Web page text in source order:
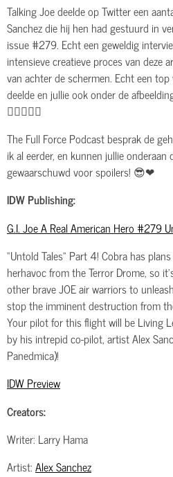
Talking Joe deelde op Twitter een
Sanchez die hij hen had gestuurd in
issue #279. Echt een geweldig
intensieve creatieve proces van deze
van achter de schermen. Echt een top
deelde en jullie ook onder de
👌🏽🔥🔥🔥
The Full Force Podcast besprak de
ik al eerder, en kunnen jullie
gewaarschuwd voor spoilers! 😎❤
IDW Publishing:
G.I. Joe A Real American Hero #279
“Untold Tales” Part 4! Cobra has
herhavoc from the Terror Drome, so
other brave JOE air warriors to
stop the imminent destruction from
Your pilot for this flight will be Living
by his intrepid co-pilot, artist Alex
Panedmica)!
IDW Preview
Creators:
Writer: Larry Hama
Artist:Alex Sanchez